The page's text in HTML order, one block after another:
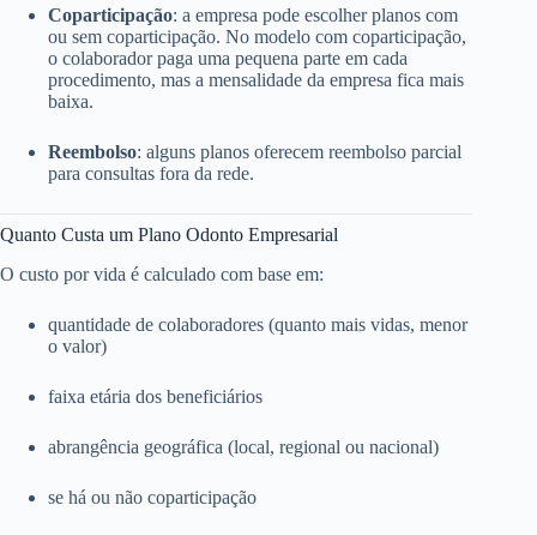
Coparticipação: a empresa pode escolher planos com
ou sem coparticipação. No modelo com coparticipação,
o colaborador paga uma pequena parte em cada
procedimento, mas a mensalidade da empresa fica mais
baixa.
Reembolso: alguns planos oferecem reembolso parcial
para consultas fora da rede.
Quanto Custa um Plano Odonto Empresarial
O custo por vida é calculado com base em:
quantidade de colaboradores (quanto mais vidas, menor
o valor)
faixa etária dos beneficiários
abrangência geográfica (local, regional ou nacional)
se há ou não coparticipação